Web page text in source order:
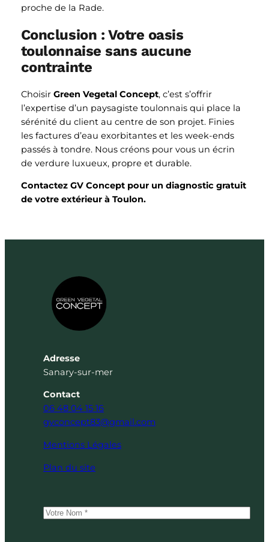
proche de la Rade.
Conclusion : Votre oasis
toulonnaise sans aucune
contrainte
Choisir Green Vegetal Concept, c’est s’offrir
l’expertise d’un paysagiste toulonnais qui place la
sérénité du client au centre de son projet. Finies
les factures d’eau exorbitantes et les week-ends
passés à tondre. Nous créons pour vous un écrin
de verdure luxueux, propre et durable.
Contactez GV Concept pour un diagnostic gratuit
de votre extérieur à Toulon.
Adresse
Sanary-sur-mer
Contact
06 48 04 15 16
gvconcept83@gmail.com
Mentions Légales
Plan du site